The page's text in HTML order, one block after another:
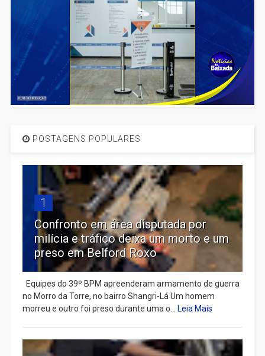
POSTAGENS POPULARES
1
Confronto em área disputada por
milícia e tráfico deixa um morto e um
preso em Belford Roxo
Equipes do 39º BPM apreenderam armamento de guerra
no Morro da Torre, no bairro Shangri-Lá Um homem
morreu e outro foi preso durante uma o...
Leia Mais